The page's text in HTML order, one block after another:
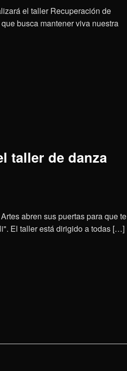
el taller Recuperación de
busca mantener viva nuestra
taller de danza
abren sus puertas para que te
El taller está dirigido a todas […]